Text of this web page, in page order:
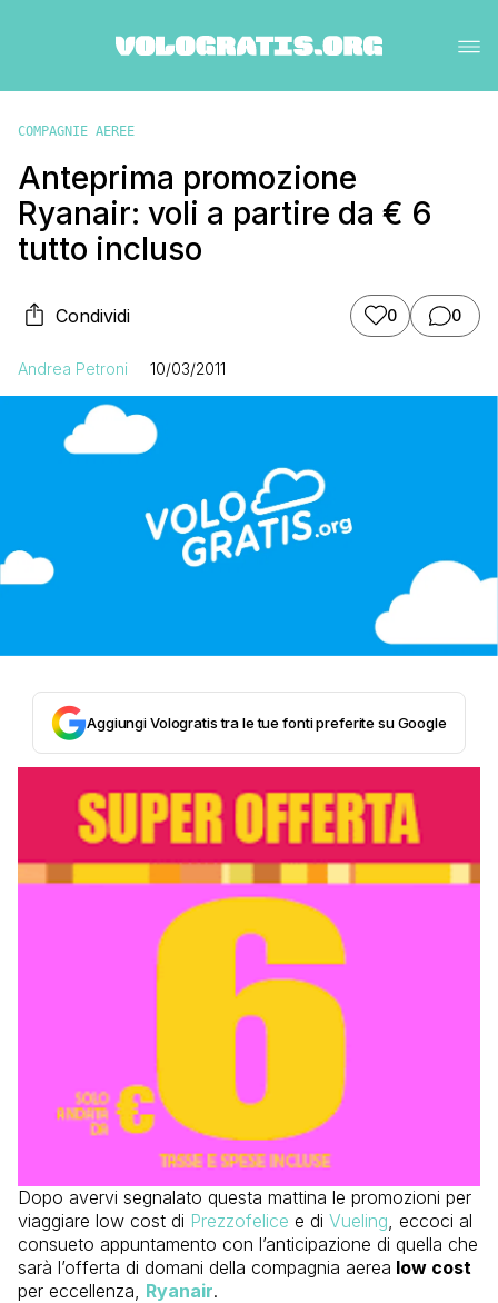
COMPAGNIE AEREE
Anteprima promozione
Ryanair: voli a partire da € 6
tutto incluso
Condividi 0 0
Andrea Petroni 10/03/2011
Aggiungi Vologratis tra le tue fonti preferite su Google
Dopo avervi segnalato questa mattina le promozioni per
viaggiare low cost di Prezzofelice e di Vueling , eccoci al
consueto appuntamento con l’anticipazione di quella che
sarà l’offerta di domani della compagnia aerea low cost
per eccellenza, Ryanair.